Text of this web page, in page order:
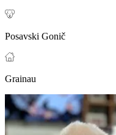
Posavski Gonič
Grainau